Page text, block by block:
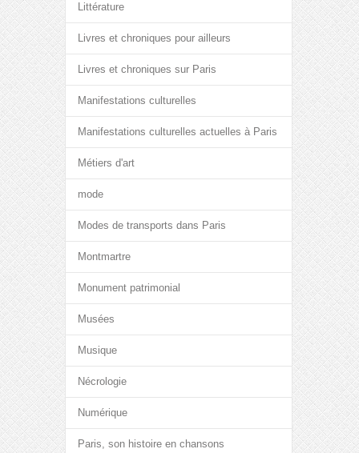
Littérature
Livres et chroniques pour ailleurs
Livres et chroniques sur Paris
Manifestations culturelles
Manifestations culturelles actuelles à Paris
Métiers d'art
mode
Modes de transports dans Paris
Montmartre
Monument patrimonial
Musées
Musique
Nécrologie
Numérique
Paris, son histoire en chansons